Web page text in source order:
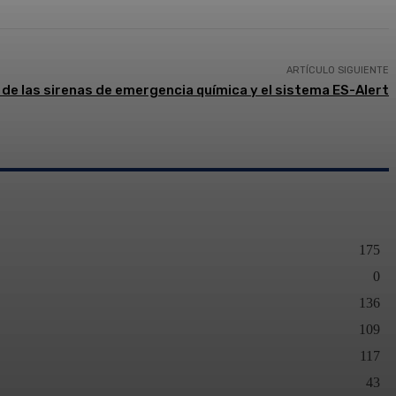
ARTÍCULO SIGUIENTE
las sirenas de emergencia química y el sistema ES-Alert
175
0
136
109
117
43